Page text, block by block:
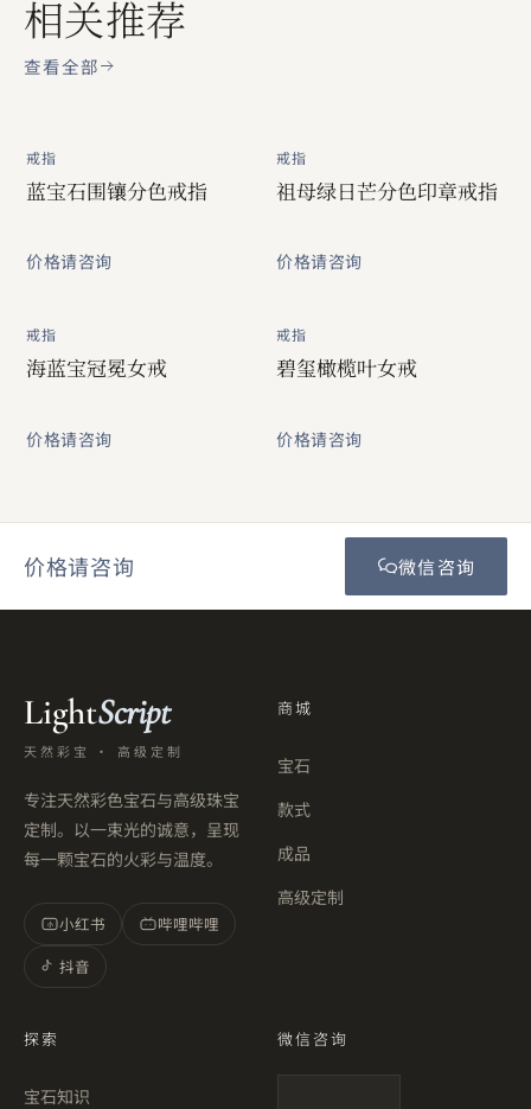
相关推荐
查看全部
戒指
蓝宝石围镶分色戒指
价格请咨询
戒指
祖母绿日芒分色印章戒指
价格请咨询
戒指
海蓝宝冠冕女戒
价格请咨询
戒指
碧玺橄榄叶女戒
价格请咨询
价格请咨询 微信咨询
LightScript
天然彩宝 · 高级定制
专注天然彩色宝石与高级珠宝
定制。以一束光的诚意，呈现
每一颗宝石的火彩与温度。
小 小红书
哔哩哔哩
抖音
商城
宝石
款式
成品
高级定制
探索
宝石知识
微信咨询